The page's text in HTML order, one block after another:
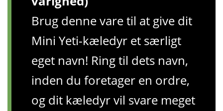
Brug denne vare til at give dit
Mini Yeti-kæledyr et særligt
eget navn! Ring til dets navn,
inden du foretager en ordre,
og dit kæledyr vil svare meget